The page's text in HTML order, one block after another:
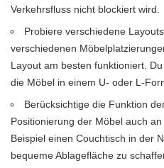
Verkehrsfluss nicht blockiert wird.
Probiere verschiedene
verschiedenen
Layout am besten funktioniert.
die Möbel in einem U- oder L-
Berücksichtige die Funktion
Positionierung der Möbel auch
Beispiel einen Couchtisch in der
bequeme Ablagefläche zu